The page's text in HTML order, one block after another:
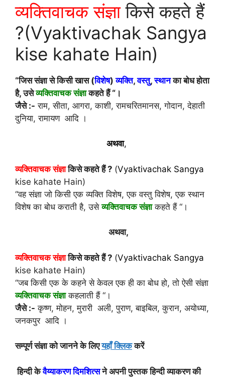
व्यक्तिवाचक संज्ञाकिसे कहते हैं
?(Vyaktivachak Sangya
kise kahate Hain)
“जिस संज्ञा से किसी खास (विशेष)व्यक्ति,वस्तु,स्थानका बोध होता
है, उसेव्यक्तिवाचक संज्ञाकहते हैं “।
जैसे :- राम, सीता, आगरा, काशी, रामचरितमानस, गोदान, देहाती
दुनिया, रामायण आदि ।
अथवा,
व्यक्तिवाचक संज्ञाकिसे कहते हैं ? (Vyaktivachak Sangya
kise kahate Hain)
“वह संज्ञा जो किसी एक व्यक्ति विशेष, एक वस्तु विशेष, एक स्थान
विशेष का बोध कराती है, उसेव्यक्तिवाचक संज्ञाकहते हैं “।
अथवा,
व्यक्तिवाचक संज्ञाकिसे कहते हैं ? (Vyaktivachak Sangya
kise kahate Hain)
“जब किसी एक के कहने से केवल एक ही का बोध हो, तो ऐसी संज्ञा
व्यक्तिवाचक संज्ञाकहलाती हैं “।
जैसे :- कृष्ण, मोहन, मुरारी अली, पुराण, बाइबिल, कुरान, अयोध्या,
जनकपुर आदि ।
सम्पूर्ण संज्ञा को जानने के लिएयहाँ क्लिककरें
हिन्दी केवैय्याकरण दिमशित्सने अपनी पुस्तक हिन्दी व्याकरण की